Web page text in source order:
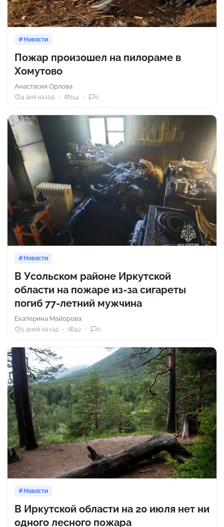
Новости
Пожар произошел на пилораме в
Хомутово
Анастасия Орлова
4 дня назад 114 0
Новости
В Усольском районе Иркутской
области на пожаре из-за сигареты
погиб 77-летний мужчина
Екатерина Майорова
5 дней назад 42 0
Новости
В Иркутской области на 20 июля нет ни
одного лесного пожара